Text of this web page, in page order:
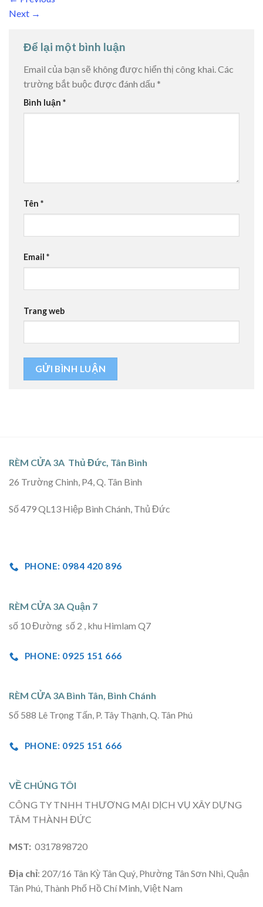
Next →
Để lại một bình luận
Email của bạn sẽ không được hiển thị công khai.Các
trường bắt buộc được đánh dấu *
Bình luận *
Tên *
Email *
Trang web
RÈM CỬA 3A Thủ Đức, Tân Bình
26 Trường Chinh, P4, Q. Tân Bình
Số 479 QL13 Hiệp Bình Chánh, Thủ Đức
PHONE: 0984 420 896
RÈM CỬA 3A Quận 7
số 10 Đường số 2 , khu Himlam Q7
PHONE: 0925 151 666
RÈM CỬA 3A Bình Tân, Bình Chánh
Số 588 Lê Trọng Tấn, P. Tây Thạnh, Q. Tân Phú
PHONE: 0925 151 666
VỀ CHÚNG TÔI
CÔNG TY TNHH THƯƠNG MẠI DỊCH VỤ XÂY DỰNG
TÂM THÀNH ĐỨC
MST: 0317898720
Địa chỉ: 207/16 Tân Kỳ Tân Quý, Phường Tân Sơn Nhì, Quận
Tân Phú, Thành Phố Hồ Chí Minh, Việt Nam